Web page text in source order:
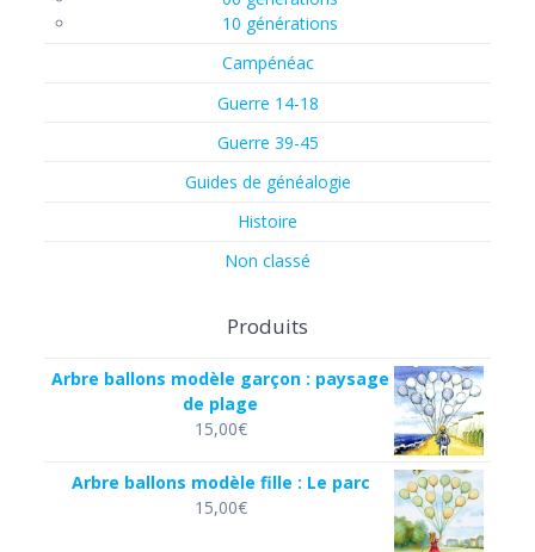
10 générations
Campénéac
Guerre 14-18
Guerre 39-45
Guides de généalogie
Histoire
Non classé
Produits
Arbre ballons modèle garçon : paysage
de plage
15,00€
Arbre ballons modèle fille : Le parc
15,00€